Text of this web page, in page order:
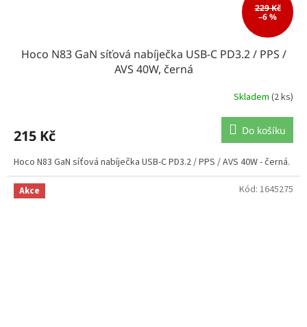
229 Kč
–6 %
Hoco N83 GaN síťová nabíječka USB-C PD3.2 / PPS /
AVS 40W, černá
Skladem (2 ks)
215 Kč Do košíku
Hoco N83 GaN síťová nabíječka USB-C PD3.2 / PPS / AVS 40W - černá.
Akce Kód: 1645275